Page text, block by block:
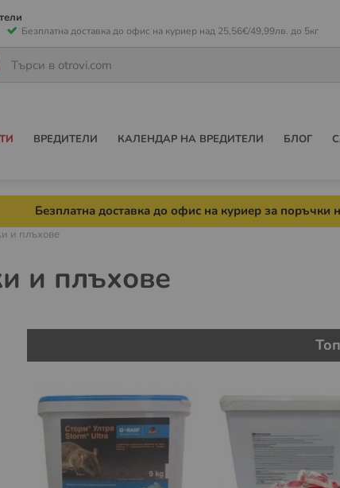
Безплатна доставка до офис на куриер над 25,56€/49,99лв. до 5кг
към
съдържанието
ВРЕДИТЕЛИ КАЛЕНДАР НА ВРЕДИТЕЛИ БЛОГ
Безплатна доставка до офис на куриер за поръчки
и плъхове
и плъхове